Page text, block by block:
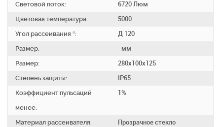
Световой поток:
6720 Люм
Цветовая температура
5000
Угол рассеивания °:
Д 120
Размер:
- мм
Размер:
280х100х125
Степень защиты:
IP65
Коэффициент пульсаций
менее:
1%
Материал рассеивателя:
Прозрачное стекло